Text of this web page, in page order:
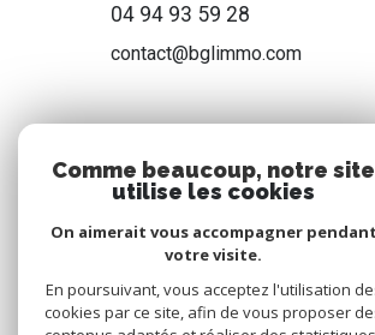
04 94 93 59 28
contact@bglimmo.com
Nous suivre
Comme beaucoup, notre site
utilise les cookies
On aimerait vous accompagner pendant
votre visite.
En poursuivant, vous acceptez l'utilisation
cookies par ce site, afin de vous proposer